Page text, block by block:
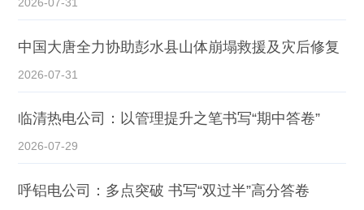
中国大唐全力协助彭水县山体崩塌救援及灾后修复
2026-07-31
临清热电公司：以管理提升之笔书写“期中答卷”
2026-07-29
呼铝电公司：多点突破 书写“双过半”高分答卷